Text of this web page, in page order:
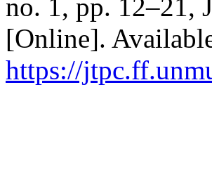
no. 1, pp. 12–21,
[Online].
https://